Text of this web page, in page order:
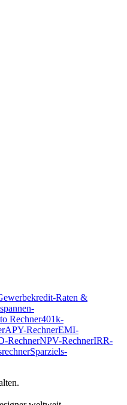
Raten &
Rechner401k-
APY-RechnerEMI-
RechnerNPV-RechnerIRR-
Sparziels-